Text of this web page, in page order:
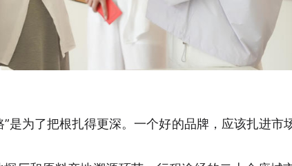
是为了把根扎得更深。一个好的品牌，应该扎进市